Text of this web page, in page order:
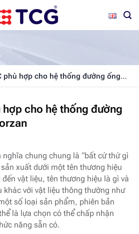
phù hợp cho hệ thống đường ống
hợp cho hệ thống đường
chung chung là “bất cứ thứ gì
xuất dưới một tên thương hiệu
vật liệu, tên thương hiệu là gì và
khác với vật liệu thông thường như
số loại sản phẩm, phiên bản
là lựa chọn có thể chấp nhận
năng sẵn có.